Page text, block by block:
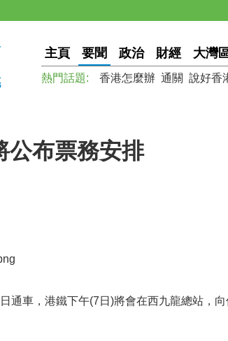
主頁 要聞 政治 財經 大灣
熱門話題: 香港怎麼辦 通關 說好香
公布票務安排
通車，港鐵下午(7日)將會在西九龍總站，